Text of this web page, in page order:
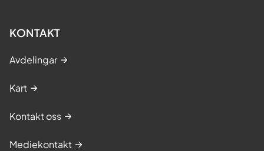
KONTAKT
Avdelingar
Kart
Kontakt oss
Mediekontakt